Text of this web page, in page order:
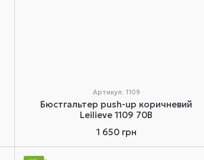
Артикул: 1109
Бюстгальтер push-up коричневий
Leilieve 1109 70B
1 650 грн